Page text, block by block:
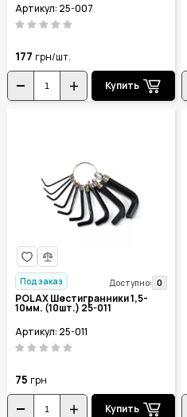
Артикул: 25-007
177 грн/шт.
Купить
Под заказ Доступно: 0
POLAX Шестигранники 1,5-
10мм. (10шт.) 25-011
Артикул: 25-011
75 грн
Купить